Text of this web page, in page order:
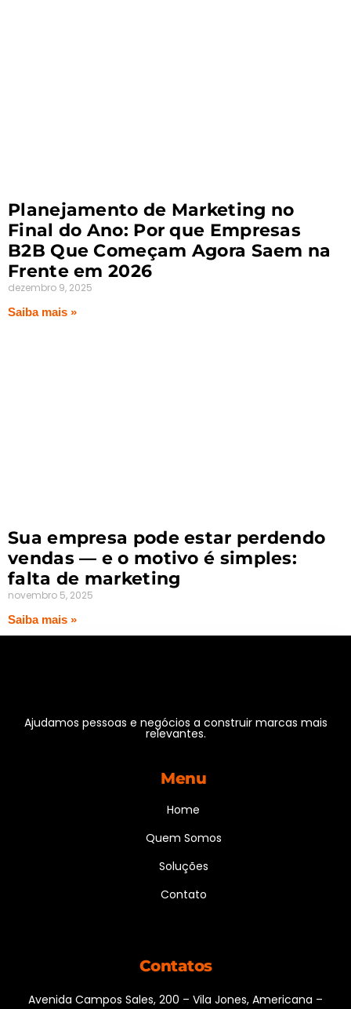
Planejamento de Marketing no
Final do Ano: Por que Empresas
B2B Que Começam Agora Saem na
Frente em 2026
dezembro 9, 2025
Saiba mais »
Sua empresa pode estar perdendo
vendas — e o motivo é simples:
falta de marketing
novembro 5, 2025
Saiba mais »
Ajudamos pessoas e negócios a construir marcas mais
relevantes.
Menu
Home
Quem Somos
Soluções
Contato
Contatos
Avenida Campos Sales, 200 – Vila Jones, Americana –